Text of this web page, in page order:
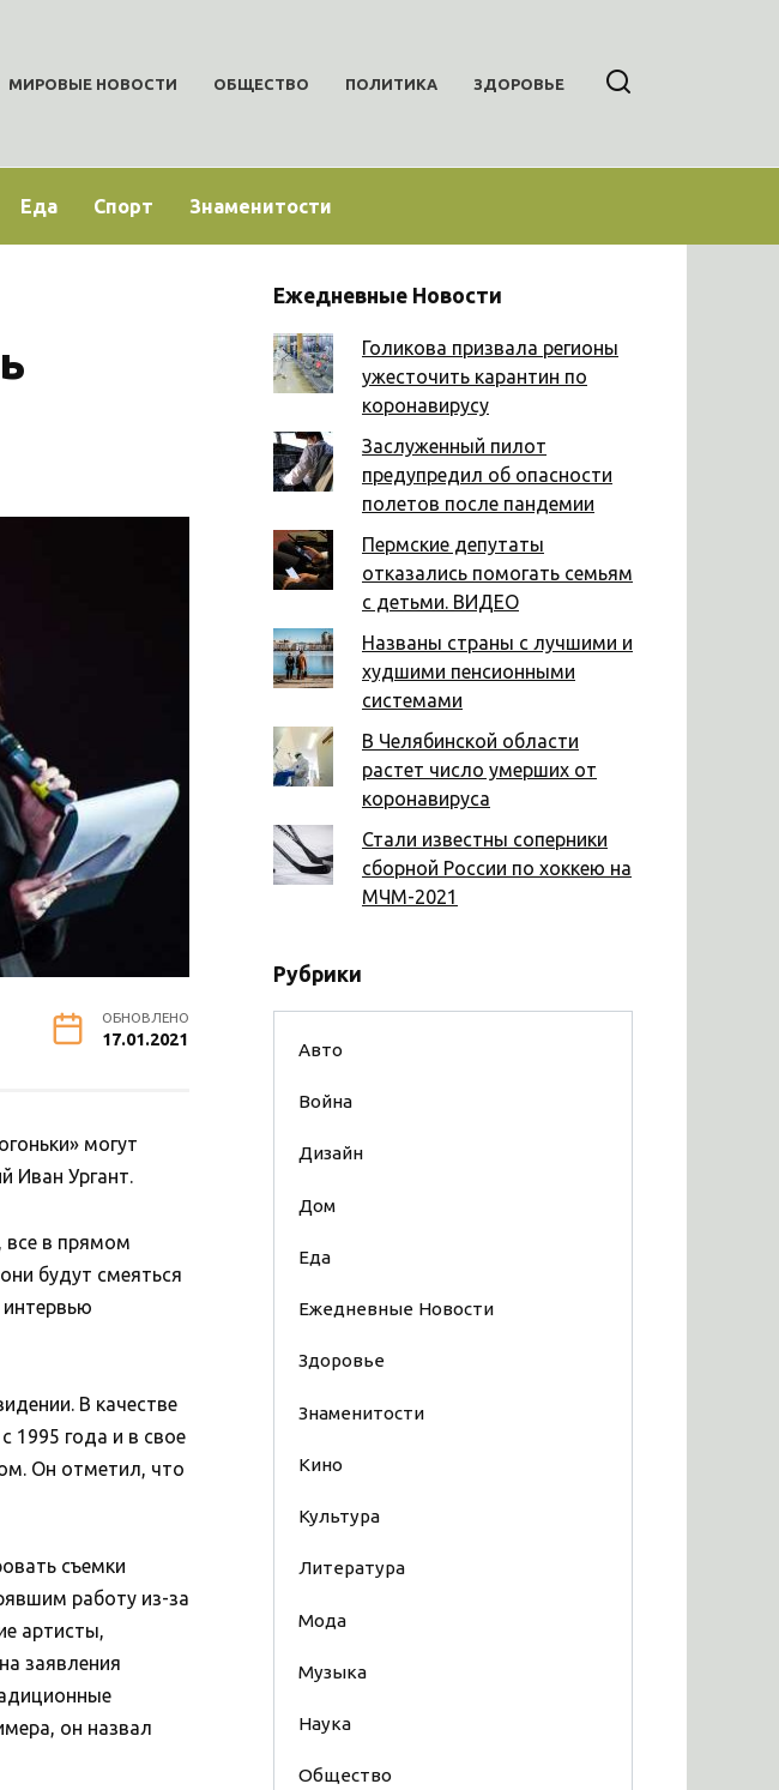
МИРОВЫЕ НОВОСТИ ОБЩЕСТВО ПОЛИТИКА ЗДОРОВЬЕ
Еда Спорт Знаменитости
ОБНОВЛЕНО
17.01.2021
могут
Иван Ургант.
в прямом
будут смеяться
интервью
В качестве
1995 года и в свое
Он отметил, что
съемки
работу из-за
артисты,
заявления
он назвал
Ежедневные Новости
Голикова призвала регионы
ужесточить карантин по
коронавирусу
Заслуженный пилот
предупредил об опасности
полетов после пандемии
Пермские депутаты
отказались помогать семьям
с детьми. ВИДЕО
Названы страны с лучшими и
худшими пенсионными
системами
В Челябинской области
растет число умерших от
коронавируса
Стали известны соперники
сборной России по хоккею на
МЧМ-2021
Рубрики
Авто
Война
Дизайн
Дом
Еда
Ежедневные Новости
Здоровье
Знаменитости
Кино
Культура
Литература
Мода
Музыка
Наука
Общество